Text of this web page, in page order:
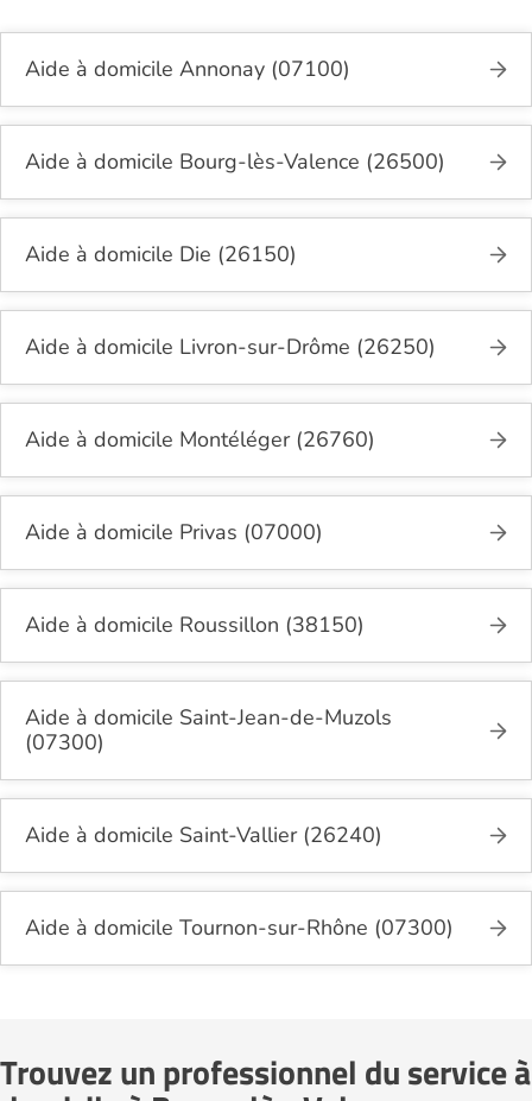
Aide à domicile Annonay (07100)
Aide à domicile Bourg-lès-Valence (26500)
Aide à domicile Die (26150)
Aide à domicile Livron-sur-Drôme (26250)
Aide à domicile Montéléger (26760)
Aide à domicile Privas (07000)
Aide à domicile Roussillon (38150)
Aide à domicile Saint-Jean-de-Muzols
(07300)
Aide à domicile Saint-Vallier (26240)
Aide à domicile Tournon-sur-Rhône (07300)
Trouvez un professionnel du service à